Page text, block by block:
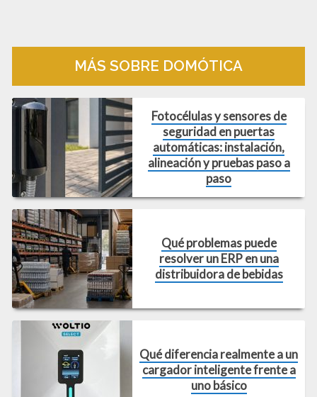
MÁS SOBRE DOMÓTICA
Fotocélulas y sensores de
seguridad en puertas
automáticas: instalación,
alineación y pruebas paso a
paso
Qué problemas puede
resolver un ERP en una
distribuidora de bebidas
Qué diferencia realmente a un
cargador inteligente frente a
uno básico